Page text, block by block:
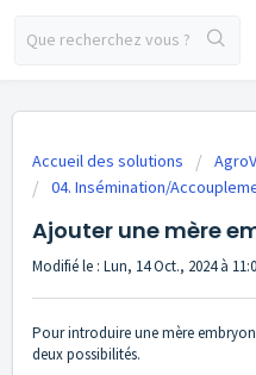
Accueil des solutions
04. Insémination/
Ajouter une mère
Modifié le : Lun, 14 Oct., 2024 à
Pour introduire une mère
deux possibilités.